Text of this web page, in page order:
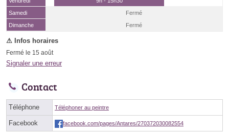
Samedi
(15 août)
Fermé
Dimanche
Fermé
Fermé le 15 août
Signaler une erreur
Contact
Téléphone Téléphoner au peintre
Facebook facebook.com/pages/Antares/270372030082554